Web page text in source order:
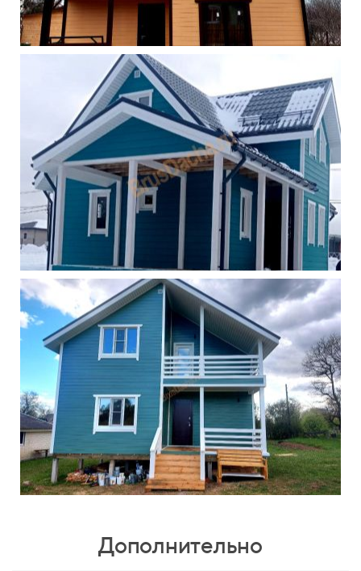
Дополнительно